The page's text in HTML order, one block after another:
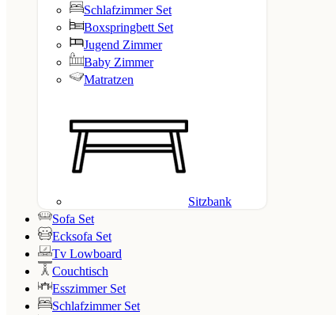
Schlafzimmer Set
Boxspringbett Set
Jugend Zimmer
Baby Zimmer
Matratzen
Sitzbank
Sofa Set
Ecksofa Set
Tv Lowboard
Couchtisch
Esszimmer Set
Schlafzimmer Set